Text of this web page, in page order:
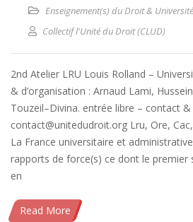
Enseignement(s) du Droit &
Collectif l'Unité du Droit (CLUD)
2nd Atelier LRU Louis Rolland –
& d’organisation : Arnaud Lami,
Touzeil–Divina. entrée libre – contact
contact@unitedudroit.org Lru, Ore,
La France universitaire et
rapports de force(s) ce dont le premier
en
Read More